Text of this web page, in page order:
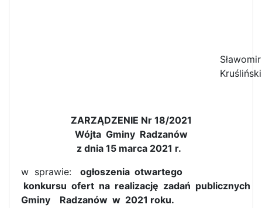
Sławomir
Kruśliński
ZARZĄDZENIE Nr 18/2021
Wójta Gminy Radzanów
z dnia 15 marca 2021 r.
w sprawie: ogłoszenia otwartego
konkursu ofert na realizację zadań publicznych
Gminy Radzanów w 2021 roku.